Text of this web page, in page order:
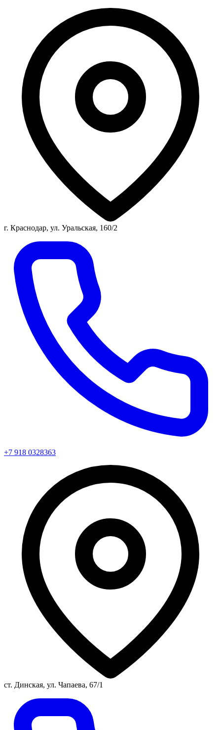
г. Краснодар, ул. Уральская, 160/2
+7 918 0328363
ст. Динская, ул. Чапаева, 67/1